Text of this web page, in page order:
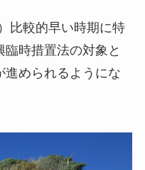
比較的早い時期に特
時措置法の対象と
進められるようにな